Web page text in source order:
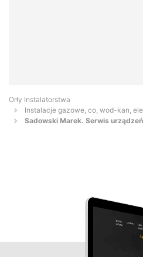
Orły Instalatorstwa
Instalacje gazowe, co, wod-kan,
Sadowski Marek. Serwis